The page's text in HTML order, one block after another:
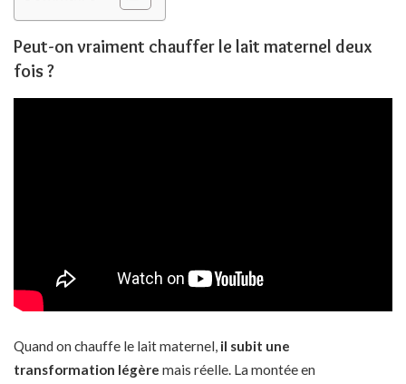
Peut-on vraiment chauffer le lait maternel deux
fois ?
Quand on chauffe le lait maternel, il subit une
transformation légère mais réelle. La montée en